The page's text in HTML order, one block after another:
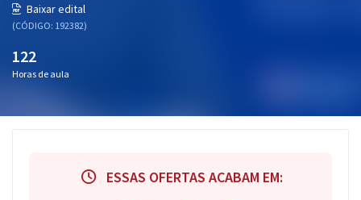
Atendimento
Baixar edital
(CÓDIGO: 192382)
122
Horas de aula
ESSAS OFERTAS ACABAM EM: